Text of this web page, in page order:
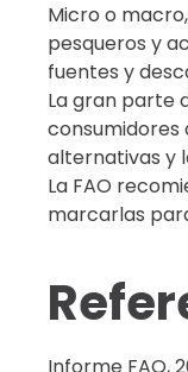
Micro o
pesqueros y
fuentes y
La gran parte
consumidores
alternativas y
La FAO
marcarlas